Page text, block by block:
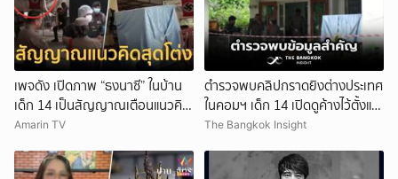
เพจดัง เปิดภาพ “ธงนาซี” ในบ้าน
เด็ก 14 เป็นสัญญาณเตือนแนวคิด
สุดโต่ง
Amarin TV
ตำรวจพบคลิปกราดยิงต่างประเทศ
ในคอมฯ เด็ก 14 เปิดดูค้างไว้ตั้งแต่
วันที่ 30 ก.ค.
The Bangkok Insight